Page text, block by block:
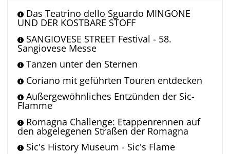
Das Teatrino dello Sguardo MINGONE
UND DER KOSTBARE STOFF
SANGIOVESE STREET Festival - 58.
Sangiovese Messe
Tanzen unter den Sternen
Coriano mit geführten Touren entdecken
Außergewöhnliches Entzünden der Sic-
Flamme
Romagna Challenge: Etappenrennen auf
den abgelegenen Straßen der Romagna
Sic's History Museum - Sic's Flame